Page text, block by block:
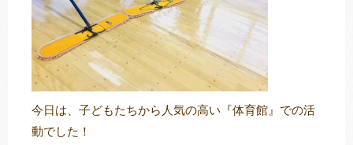
トレキング DIDIM
今日は、子どもたちから人気の高い『体育館』での活
動でした！